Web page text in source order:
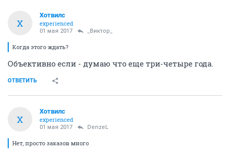
Х
Хотвилс
experienced
01 мая 2017 _Виктор_
Когда этого ждать?
Объективно если - думаю что еще три-четыре года.
ОТВЕТИТЬ
Х
Хотвилс
experienced
01 мая 2017 DenzeL
Нет, просто заказов много